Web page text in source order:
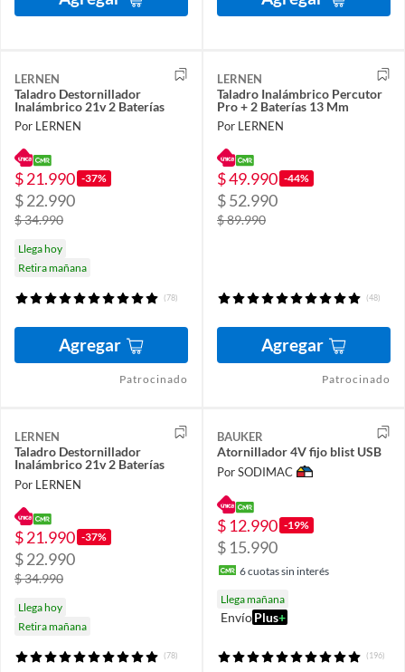
LERNEN
Taladro Destornillador
Inalámbrico 21v 2 Baterías
Por LERNEN
$ 21.990 -37%
$ 22.990
$ 34.990
Llega hoy
Retira mañana
(78)
Agregar
Patrocinado
LERNEN
Taladro Inalámbrico Percutor
Pro + 2 Baterías 13 Mm
Por LERNEN
$ 49.990 -44%
$ 52.990
$ 89.990
(48)
Agregar
Patrocinado
LERNEN
Taladro Destornillador
Inalámbrico 21v 2 Baterías
Por LERNEN
$ 21.990 -37%
$ 22.990
$ 34.990
Llega hoy
Retira mañana
(78)
BAUKER
Atornillador 4V fijo blist USB
Por SODIMAC
$ 12.990 -19%
$ 15.990
6cuotas sin interés
Llega mañana
EnvíoPlus+
(196)